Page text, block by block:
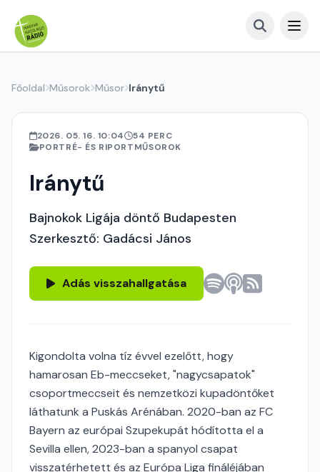
Főoldal Műsorok Műsor Iránytű
2026. 05. 16. 10:04
54 PERC
PORTRÉ- ÉS RIPORTMŰSOROK
Iránytű
Bajnokok Ligája döntő Budapesten
Szerkesztő: Gadácsi János
Adás visszahallgatása
Kigondolta volna tíz évvel ezelőtt, hogy
hamarosan Eb-meccseket, "nagycsapatok"
csoportmeccseit és nemzetközi kupadöntőket
láthatunk a Puskás Arénában. 2020-ban az FC
Bayern az európai Szupekupát hódította el a
Sevilla ellen, 2023-ban a spanyol csapat
visszatérhetett és az Európa Liga fináléjában